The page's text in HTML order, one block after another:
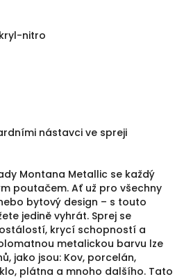
nitro
nástavci ve spreji
Montana Metallic se každý
poutačem. Ať už pro všechny
bytový design – s touto
jedině vyhrát. Sprej se
krycí schopností a
metalickou barvu lze
jako jsou: Kov, porcelán,
plátna a mnoho dalšího. Tato